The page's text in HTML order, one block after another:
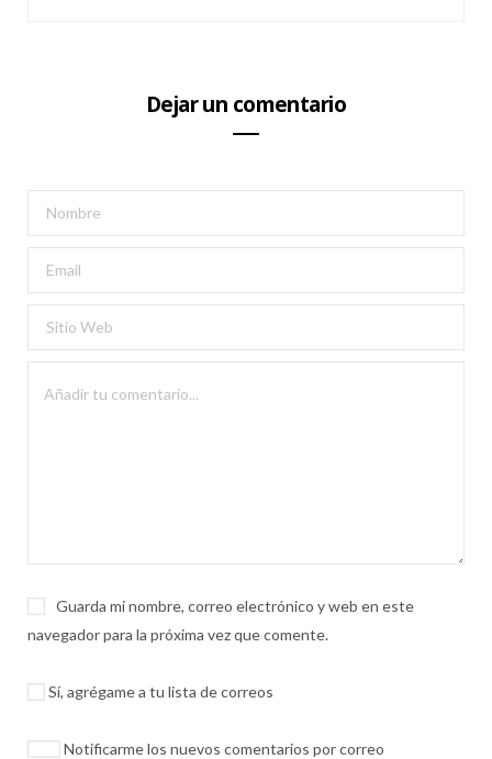
Dejar un comentario
Guarda mi nombre, correo electrónico y web en este
navegador para la próxima vez que comente.
Sí, agrégame a tu lista de correos
Notificarme los nuevos comentarios por correo